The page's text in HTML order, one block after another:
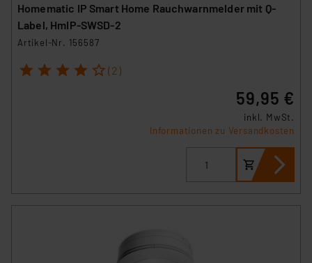
Homematic IP Smart Home Rauchwarnmelder mit Q-
Label, HmIP-SWSD-2
Artikel-Nr. 156587
1 2 3 4 5 (2)
59,95 €
inkl. MwSt.
Informationen zu Versandkosten